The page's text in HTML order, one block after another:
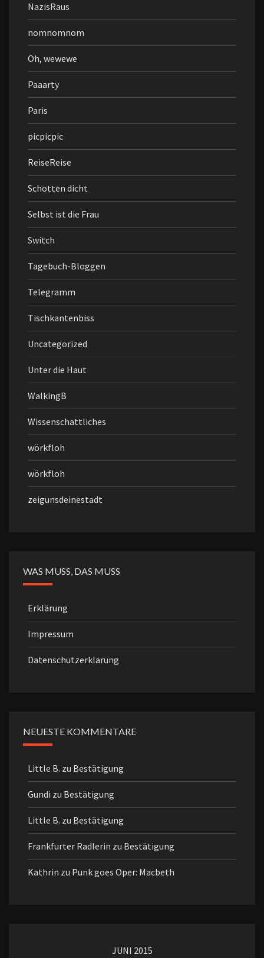
NazisRaus
nomnomnom
Oh, wewewe
Paaarty
Paris
picpicpic
ReiseReise
Schotten dicht
Selbst ist die Frau
Switch
Tagebuch-Bloggen
Telegramm
Tischkantenbiss
Uncategorized
Unter die Haut
WalkingB
Wissenschattliches
wörkfloh
wörkfloh
zeigunsdeinestadt
WAS MUSS, DAS MUSS
Erklärung
Impressum
Datenschutzerklärung
NEUESTE KOMMENTARE
Little B. zu Bestätigung
Gundi zu Bestätigung
Little B. zu Bestätigung
Frankfurter Radlerin zu Bestätigung
Kathrin zu Punk goes Oper: Macbeth
JUNI 2015